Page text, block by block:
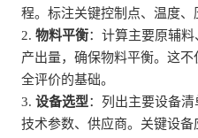
程。标注关键控制点、温度、
2. 物料平衡：计算主要原辅
产出量，确保物料平衡。这
全评价的基础。
3. 设备选型：列出主要设备清
技术参数、供应商。关键设